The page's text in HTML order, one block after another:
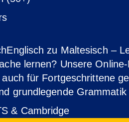
Englisch zu Maltesisch –
lernen? Unsere
für Fortgeschrittene
grundlegende
& Cambridge